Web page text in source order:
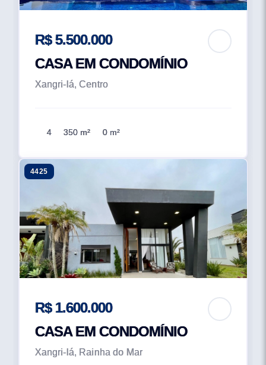
R$ 5.500.000
CASA EM CONDOMÍNIO
Xangri-lá, Centro
4 350 m² 0 m²
4425
R$ 1.600.000
CASA EM CONDOMÍNIO
Xangri-lá, Rainha do Mar